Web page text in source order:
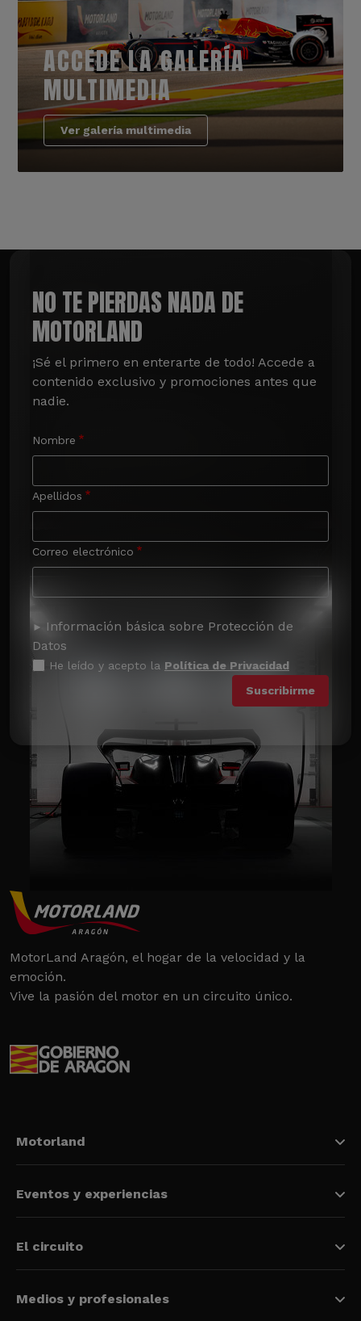
ACCEDE LA GALERÍA
MULTIMEDIA
Ver galería multimedia
NO TE PIERDAS NADA DE
MOTORLAND
¡Sé el primero en enterarte de todo! Accede a
contenido exclusivo y promociones antes que
nadie.
Nombre
Apellidos
Correo electrónico
Información básica sobre Protección de
Datos
He leído y acepto la Política de Privacidad
MotorLand Aragón, el hogar de la velocidad y la
emoción.
Vive la pasión del motor en un circuito único.
Motorland
Eventos y experiencias
El circuito
Medios y profesionales